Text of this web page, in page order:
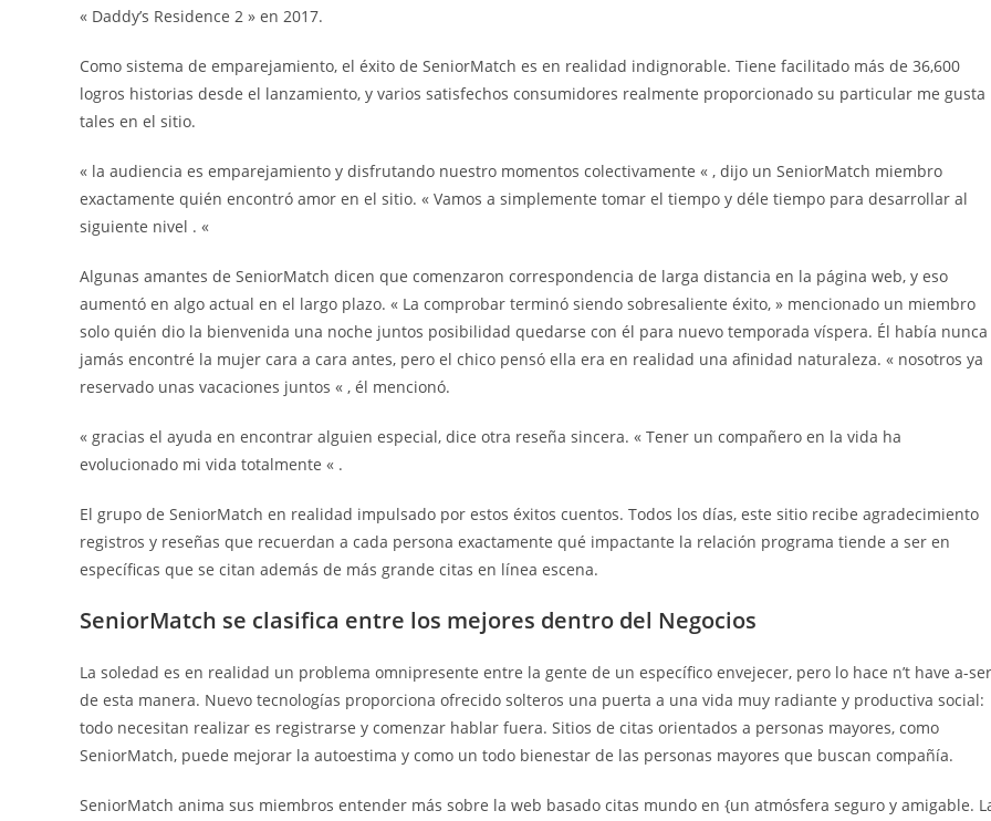
« Daddy’s Residence 2 » en 2017.
Como sistema de emparejamiento, el éxito de SeniorMatch es en realidad indignorable. Tiene facilitado más de 36,600
logros historias desde el lanzamiento, y varios satisfechos consumidores realmente proporcionado su particular me gusta
tales en el sitio.
« la audiencia es emparejamiento y disfrutando nuestro momentos colectivamente « , dijo un SeniorMatch miembro
exactamente quién encontró amor en el sitio. « Vamos a simplemente tomar el tiempo y déle tiempo para desarrollar al
siguiente nivel . «
Algunas amantes de SeniorMatch dicen que comenzaron correspondencia de larga distancia en la página web, y eso
aumentó en algo actual en el largo plazo. « La comprobar terminó siendo sobresaliente éxito, » mencionado un miembro
solo quién dio la bienvenida una noche juntos posibilidad quedarse con él para nuevo temporada víspera. Él había nunca
jamás encontré la mujer cara a cara antes, pero el chico pensó ella era en realidad una afinidad naturaleza. « nosotros ya
reservado unas vacaciones juntos « , él mencionó.
« gracias el ayuda en encontrar alguien especial, dice otra reseña sincera. « Tener un compañero en la vida ha
evolucionado mi vida totalmente « .
El grupo de SeniorMatch en realidad impulsado por estos éxitos cuentos. Todos los días, este sitio recibe agradecimiento
registros y reseñas que recuerdan a cada persona exactamente qué impactante la relación programa tiende a ser en
específicas que se citan además de más grande citas en línea escena.
SeniorMatch se clasifica entre los mejores dentro del Negocios
La soledad es en realidad un problema omnipresente entre la gente de un específico envejecer, pero lo hace n’t have a-ser
de esta manera. Nuevo tecnologías proporciona ofrecido solteros una puerta a una vida muy radiante y productiva social:
todo necesitan realizar es registrarse y comenzar hablar fuera. Sitios de citas orientados a personas mayores, como
SeniorMatch, puede mejorar la autoestima y como un todo bienestar de las personas mayores que buscan compañía.
SeniorMatch anima sus miembros entender más sobre la web basado citas mundo en {un atmósfera seguro y amigable.